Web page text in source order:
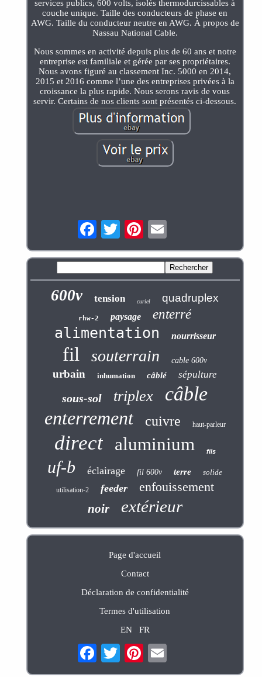
services publics, 600 volts, isolés thermodurcissables à
couche unique. Taille des conducteurs de phase en
AWG. Taille du conducteur neutre en AWG. À propos de
Nassau National Cable.
Nous sommes en activité depuis plus de 60 ans et notre
entreprise est familiale et gérée par ses propriétaires.
Nous avons figuré au classement Inc. 5000 en 2014,
2015 et 2016 comme l’une des entreprises privées à la
croissance la plus rapide. Nous serons ravis de vous
servir. Certains de nos clients sont présentés ci-dessous.
600v tension curiel quadruplex
rhw-2 paysage enterré
alimentation nourrisseur
fil souterrain cable 600v
urbain inhumation câblé sépulture
sous-sol triplex câble
enterrement cuivre haut-parleur
direct aluminium fils
uf-b éclairage fil 600v terre solide
utilisation-2 feeder enfouissement
noir extérieur
Page d'accueil
Contact
Déclaration de confidentialité
Termes d'utilisation
EN
FR